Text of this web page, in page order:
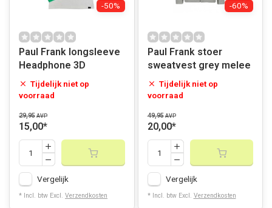
-50%
Paul Frank longsleeve
Headphone 3D
Tijdelijk niet op
voorraad
29,95 AVP
15,00*
Vergelijk
* Incl. btw Excl. Verzendkosten
-60%
Paul Frank stoer
sweatvest grey melee
Tijdelijk niet op
voorraad
49,95 AVP
20,00*
Vergelijk
* Incl. btw Excl. Verzendkosten